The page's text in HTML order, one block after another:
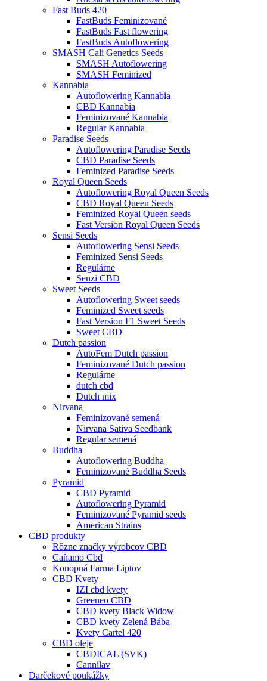
Fast Buds 420
FastBuds Feminizované
FastBuds Fast flowering
FastBuds Autoflowering
SMASH Cali Genetics Seeds
SMASH Autoflowering
SMASH Feminized
Kannabia
Autoflowering Kannabia
CBD Kannabia
Feminizované Kannabia
Regular Kannabia
Paradise Seeds
Autoflowering Paradise Seeds
CBD Paradise Seeds
Feminized Paradise Seeds
Royal Queen Seeds
Autoflowering Royal Queen Seeds
CBD Royal Queen Seeds
Feminized Royal Queen seeds
Fast Version Royal Queen Seeds
Sensi Seeds
Autoflowering Sensi Seeds
Feminized Sensi Seeds
Regulárne
Senzi CBD
Sweet Seeds
Autoflowering Sweet seeds
Feminized Sweet seeds
Fast Version F1 Sweet Seeds
Sweet CBD
Dutch passion
AutoFem Dutch passion
Feminizované Dutch passion
Regulárne
dutch cbd
Dutch mix
Nirvana
Feminizované semená
Nirvana Sativa Seedbank
Regular semená
Buddha
Autoflowering Buddha
Feminizované Buddha Seeds
Pyramid
CBD Pyramid
Autoflowering Pyramid
Feminizované Pyramid seeds
American Strains
CBD produkty
Rôzne značky výrobcov CBD
Cañamo Cbd
Konopná Farma Liptov
CBD Kvety
IZI cbd kvety
Greeneo CBD
CBD kvety Black Widow
CBD kvety Zelená Bába
Kvety Cartel 420
CBD oleje
CBDICAL (SVK)
Cannilav
Darčekové poukážky